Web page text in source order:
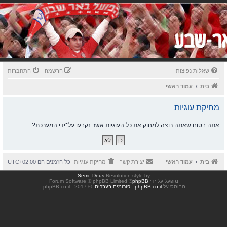
שאלות נפוצות התחברות הרשמה
בית עמוד ראשי
מחיקת עוגיות
אתה בטוח שאתה רוצה למחוק את כל העוגיות אשר נקבעו על־ידי המערכת?
בית עמוד ראשי כל הזמנים הם UTC+02:00 מחיקת עוגיות יצירת קשר
Revolution style by
Semi_Deus
מופעל על ידי phpBB
® Forum Software © phpBB Limited
מבוסס על phpBB.co.il - פורומים בעברית . © 2017 - phpBB.co.il.